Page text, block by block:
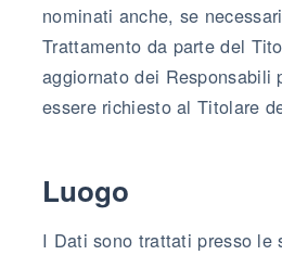
nominati anche, se
Trattamento da parte del
aggiornato dei Responsabili
essere richiesto al Titolare
Luogo
I Dati sono trattati presso le